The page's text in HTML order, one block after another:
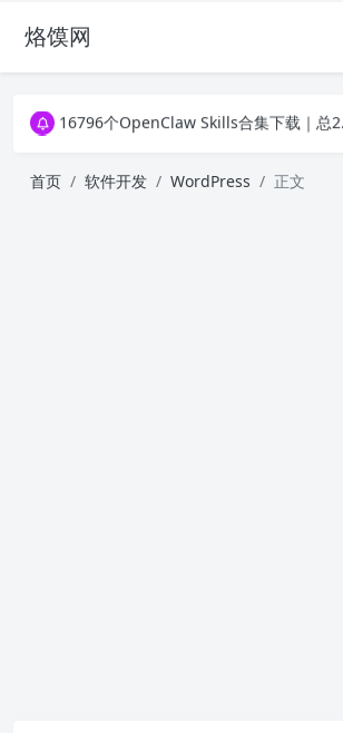
烙馍网16796个OpenClaw Skills合集下载｜总2.7G，压缩后仅
徐州园博园初步开放时间定了！10大建筑群＋
徐州园博园初步开放时间定了！10大建筑群＋
首页 软件开发 WordPress 正文